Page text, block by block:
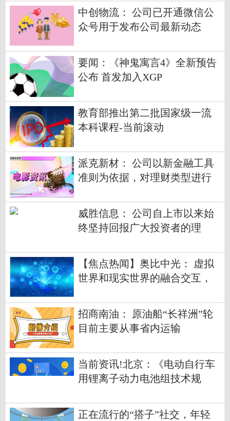
中创物流： 公司已开通微信公
众号用于发布公司最新动态
要闻：《神鬼寓言4》全新预告
公布 首发加入XGP
教育部推出第二批国家级一流
本科课程-当前滚动
派克新材： 公司以新金融工具
准则为依据，对理财类型进行
会计师事务所审计
威胜信息： 公司自上市以来始
终坚持回报广大投资者的理
【焦点热闻】奥比中光： 虚拟
世界和现实世界的融合交互，
多系统标定
招商南油： 原油船“长祥洲”轮
目前主要从事省内运输
当前资讯!北京：《电动自行车
用锂离子动力电池组技术规
正在流行的“搭子”社交，年轻